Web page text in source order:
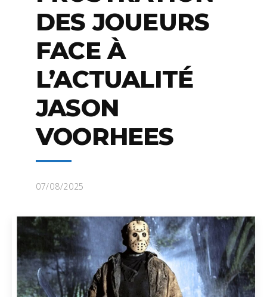
DES JOUEURS
FACE À
L’ACTUALITÉ
JASON
VOORHEES
07/08/2025